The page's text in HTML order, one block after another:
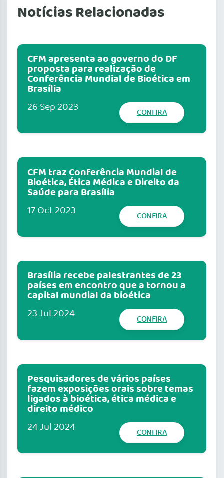
Notícias Relacionadas
CFM apresenta ao governo do DF
proposta para realização de
Conferência Mundial de Bioética em
Brasília
26 Sep 2023 CONFIRA
CFM traz Conferência Mundial de
Bioética, Ética Médica e Direito da
Saúde para Brasília
17 Oct 2023 CONFIRA
Brasília recebe palestrantes de 23
países em encontro que a tornou a
capital mundial da bioética
23 Jul 2024 CONFIRA
Pesquisadores de vários países
fazem exposições orais sobre temas
ligados à bioética, ética médica e
direito médico
24 Jul 2024 CONFIRA